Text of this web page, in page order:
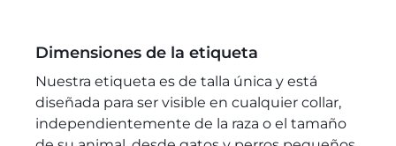
Dimensiones de la etiqueta
Nuestra etiqueta es de talla única y está
diseñada para ser visible en cualquier collar,
independientemente de la raza o el tamaño